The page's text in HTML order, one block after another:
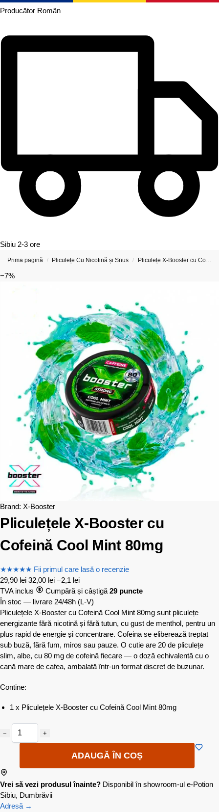
Producător Român
Sibiu 2-3 ore
Prima pagină / Pliculețe Cu Nicotină și Snus / Pliculețe X-Booster cu Cofeină 80mg
−7%
Brand: X-Booster
Pliculețele X-Booster cu
Cofeină Cool Mint 80mg
★★★★★ Fii primul care lasă o recenzie
29,90 lei 32,00 lei −2,1 lei
TVA inclus
Cumpără și câștigă 29 puncte
În stoc — livrare 24/48h (L-V)
Pliculețele X-Booster cu Cofeină Cool Mint 80mg sunt pliculețe
energizante fără nicotină și fără tutun, cu gust de menthol, pentru un
plus rapid de energie și concentrare. Cofeina se eliberează treptat
sub buză, fără fum, miros sau pauze. O cutie are 20 de pliculețe
slim, albe, cu 80 mg de cofeină fiecare — o doză echivalentă cu o
cană mare de cafea, ambalată într-un format discret de buzunar.
Contine:
1 x Pliculețele X-Booster cu Cofeină Cool Mint 80mg
− +
ADAUGĂ ÎN COȘ
Vrei să vezi produsul înainte? Disponibil în showroom-ul e-Potion
Sibiu, Dumbrăvii
Adresă →